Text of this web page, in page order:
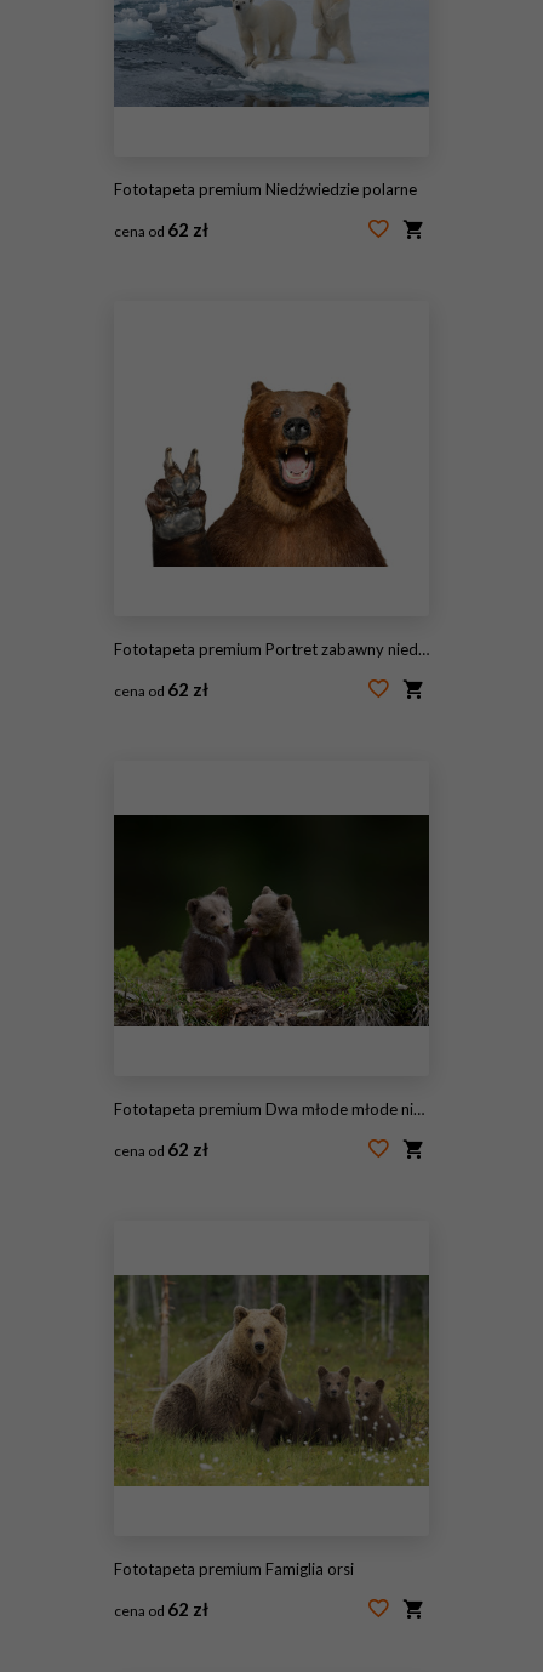
Fototapeta premium Niedźwiedzie polarne
cena od 62 zł
Fototapeta premium Portret zabawny niedźwiedź brunatny przedstawiający gest pokoju, na białym tle na białym tle
cena od 62 zł
Fototapeta premium Dwa młode młode niedźwiedzie brunatne w przód
cena od 62 zł
Fototapeta premium Famiglia orsi
cena od 62 zł